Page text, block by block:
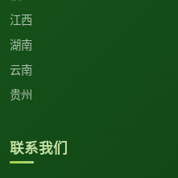
江西
湖南
云南
贵州
联系我们